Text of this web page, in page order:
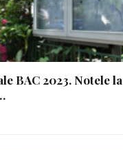
BAC 2023. Notele la